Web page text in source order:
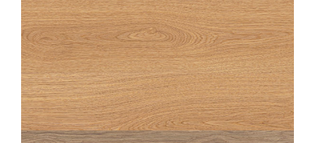
OAKA
NATUREL STRUTTURATO ANTISDRUCCIOLO
20X120